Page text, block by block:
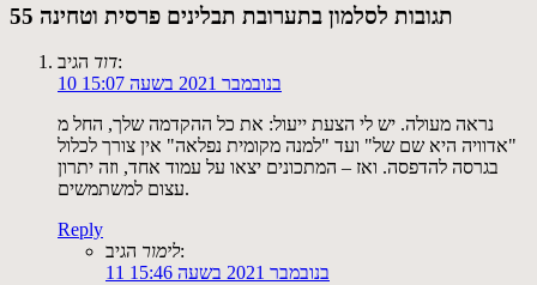
55 תגובות לסלמון בתערובת תבלינים פרסית וטחינה
דודהגיב:
10 בנובמבר 2021 בשעה 15:07
נראה מעולה. יש לי הצעת ייעול: את כל ההקדמה שלך, החל מ
"אדוויה היא שם של" ועד "למנה מקומית נפלאה" אין צורך לכלול
בגרסה להדפסה. ואז – המתכונים יצאו על עמוד אחד, וזה יתרון
עצום למשתמשים.
Reply
לימורהגיב:
11 בנובמבר 2021 בשעה 15:46